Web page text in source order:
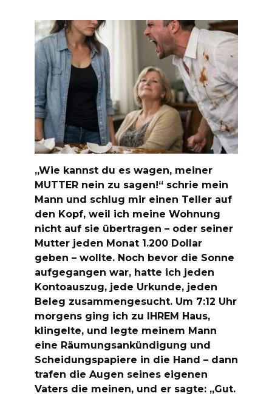
„Wie kannst du es wagen, meiner
MUTTER nein zu sagen!“ schrie mein
Mann und schlug mir einen Teller auf
den Kopf, weil ich meine Wohnung
nicht auf sie übertragen – oder seiner
Mutter jeden Monat 1.200 Dollar
geben – wollte. Noch bevor die Sonne
aufgegangen war, hatte ich jeden
Kontoauszug, jede Urkunde, jeden
Beleg zusammengesucht. Um 7:12 Uhr
morgens ging ich zu IHREM Haus,
klingelte, und legte meinem Mann
eine Räumungsankündigung und
Scheidungspapiere in die Hand – dann
trafen die Augen seines eigenen
Vaters die meinen, und er sagte: „Gut.